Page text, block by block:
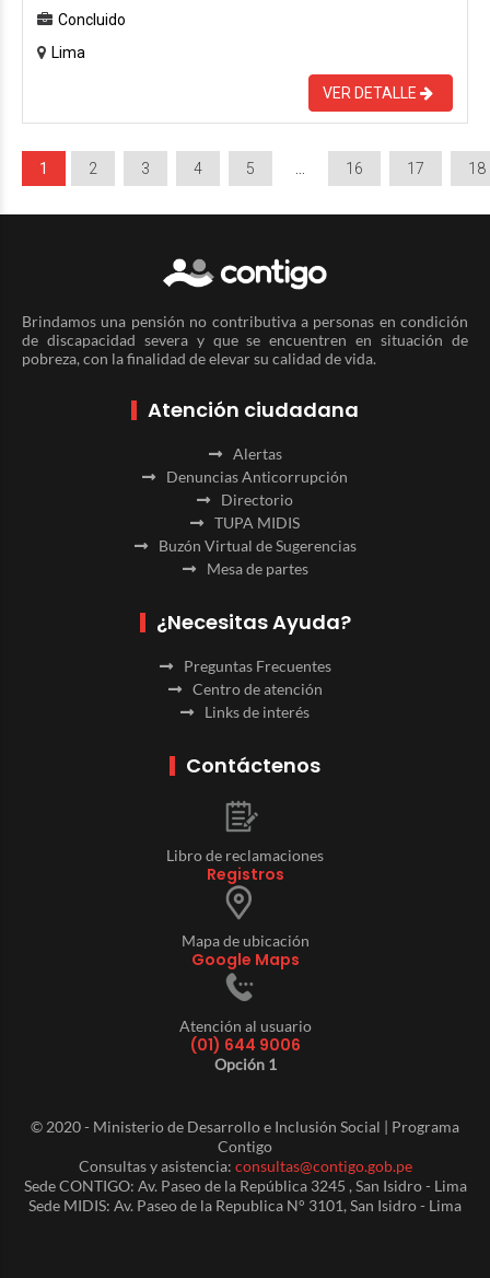
Concluido
Lima
VER DETALLE
1 2 3 4 5 16 17 18
Brindamos una pensión no contributiva a personas en condición
de discapacidad severa y que se encuentren en situación de
pobreza, con la finalidad de elevar su calidad de vida.
Atención ciudadana
Alertas
Denuncias Anticorrupción
Directorio
TUPA MIDIS
Buzón Virtual de Sugerencias
Mesa de partes
¿Necesitas Ayuda?
Preguntas Frecuentes
Centro de atención
Links de interés
Contáctenos
Libro de reclamaciones
Registros
Mapa de ubicación
Google Maps
Atención al usuario
(01) 644 9006
Opción 1
© 2020 - Ministerio de Desarrollo e Inclusión Social | Programa
Contigo
Consultas y asistencia: consultas@contigo.gob.pe
Sede CONTIGO: Av. Paseo de la República 3245 , San Isidro - Lima
Sede MIDIS: Av. Paseo de la Republica N° 3101, San Isidro - Lima